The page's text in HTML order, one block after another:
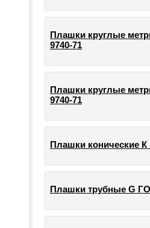
Плашки круглые
9740-71
Плашки круглые
9740-71
Плашки конические К
Плашки трубные G